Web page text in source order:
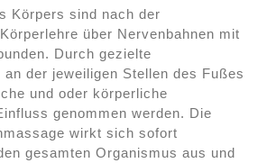
Körpers sind nach der
über Nervenbahnen mit
Durch gezielte
der jeweiligen Stellen des Fußes
und oder körperliche
genommen werden. Die
wirkt sich sofort
gesamten Organismus aus und